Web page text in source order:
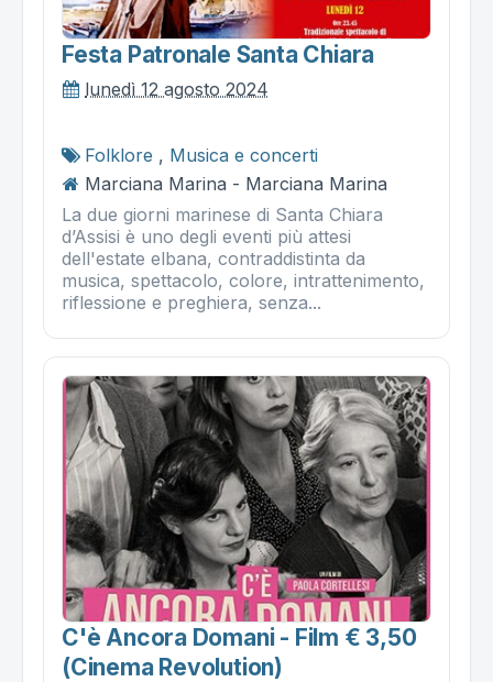
Festa Patronale Santa Chiara
lunedì 12 agosto 2024
Folklore , Musica e concerti
Marciana Marina - Marciana Marina
La due giorni marinese di Santa Chiara
d’Assisi è uno degli eventi più attesi
dell'estate elbana, contraddistinta da
musica, spettacolo, colore, intrattenimento,
riflessione e preghiera, senza...
C'è Ancora Domani - Film € 3,50
(cinema Revolution)